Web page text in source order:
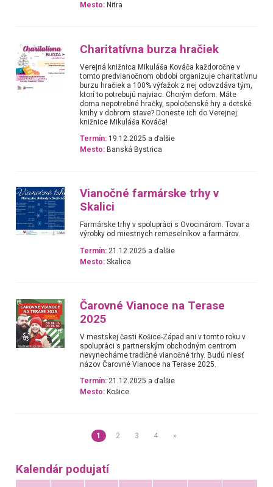
Mesto: Nitra
Charitatívna burza hračiek
Verejná knižnica Mikuláša Kováča každoročne v
tomto predvianočnom období organizuje charitatívnu
burzu hračiek a 100% výťažok z nej odovzdáva tým,
ktorí to potrebujú najviac. Chorým deťom. Máte
doma nepotrebné hračky, spoločenské hry a detské
knihy v dobrom stave? Doneste ich do Verejnej
knižnice Mikuláša Kováča!
Termín: 19.12.2025 a ďalšie
Mesto: Banská Bystrica
Vianočné farmárske trhy v
Skalici
Farmárske trhy v spolupráci s Ovocinárom. Tovar a
výrobky od miestnych remeselníkov a farmárov.
Termín: 21.12.2025 a ďalšie
Mesto: Skalica
Čarovné Vianoce na Terase
2025
V mestskej časti Košice-Západ ani v tomto roku v
spolupráci s partnerským obchodným centrom
nevynecháme tradičné vianočné trhy. Budú niesť
názov Čarovné Vianoce na Terase 2025.
Termín: 21.12.2025 a ďalšie
Mesto: Košice
1 2 3 4 »
Kalendár podujatí